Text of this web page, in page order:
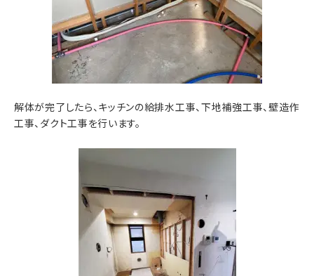
解体が完了したら、キッチンの給排水工事、下地補強工事、壁造作
工事、ダクト工事を行います。